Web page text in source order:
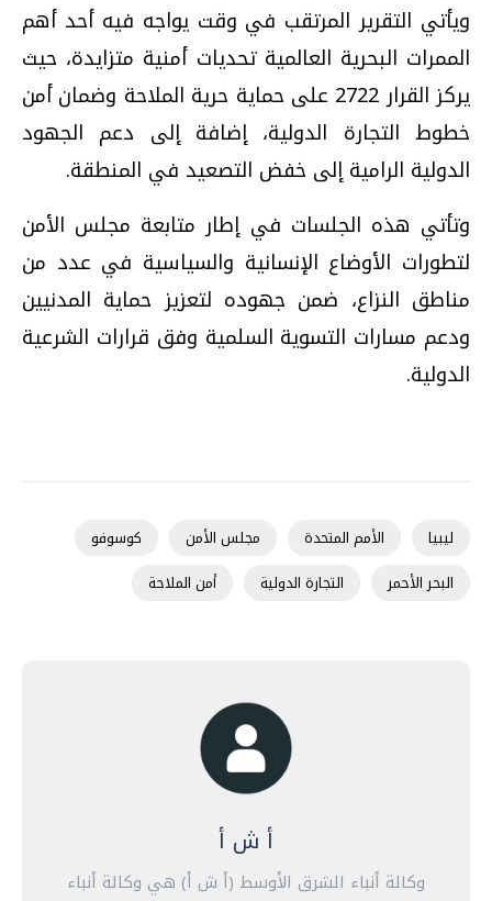
ويأتي التقرير المرتقب في وقت يواجه فيه أحد أهم
الممرات البحرية العالمية تحديات أمنية متزايدة، حيث
يركز القرار 2722 على حماية حرية الملاحة وضمان أمن
خطوط التجارة الدولية، إضافة إلى دعم الجهود
الدولية الرامية إلى خفض التصعيد في المنطقة.
وتأتي هذه الجلسات في إطار متابعة مجلس الأمن
لتطورات الأوضاع الإنسانية والسياسية في عدد من
مناطق النزاع، ضمن جهوده لتعزيز حماية المدنيين
ودعم مسارات التسوية السلمية وفق قرارات الشرعية
الدولية.
ليبيا الأمم المتحدة مجلس الأمن
كوسوفو
البحر الأحمر
التجارة الدولية أمن الملاحة
أ ش أ
وكالة أنباء الشرق الأوسط (أ ش أ) هي وكالة أنباء